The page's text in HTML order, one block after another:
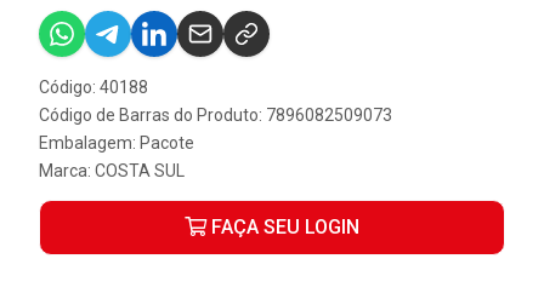
Código: 40188
Código de Barras do Produto: 7896082509073
Embalagem: Pacote
Marca: COSTA SUL
FAÇA SEU LOGIN